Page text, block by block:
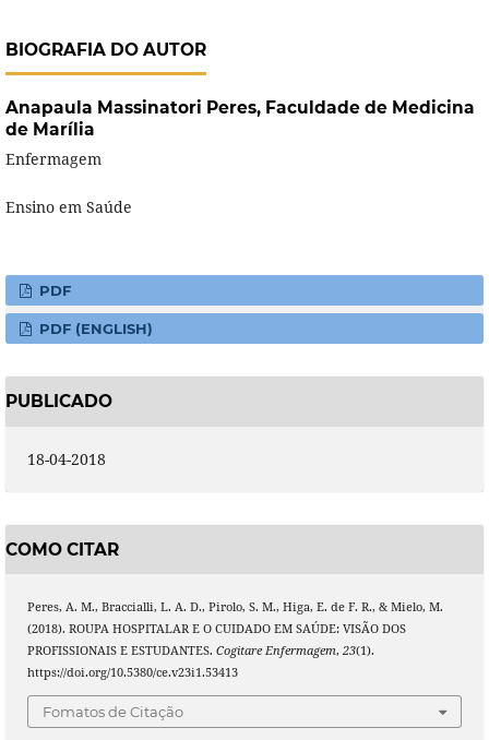
BIOGRAFIA DO AUTOR
Anapaula Massinatori Peres, Faculdade de Medicina
de Marília
Enfermagem
Ensino em Saúde
PDF
PDF (ENGLISH)
PUBLICADO
18-04-2018
COMO CITAR
Peres, A. M., Braccialli, L. A. D., Pirolo, S. M., Higa, E. de F. R., & Mielo, M.
(2018). ROUPA HOSPITALAR E O CUIDADO EM SAÚDE: VISÃO DOS
PROFISSIONAIS E ESTUDANTES. Cogitare Enfermagem, 23(1).
https://doi.org/10.5380/ce.v23i1.53413
Fomatos de Citação